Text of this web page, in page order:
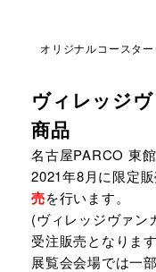
オリジナルコースター
ヴィレッジ
商品
名古屋PARCO 東
2021年8月に限定
売を行います。
(ヴィレッジヴァン
受注販売となりま
展覧会会場では一